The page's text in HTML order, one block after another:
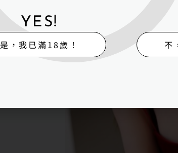
YES!
是，我已滿18歲！ 不